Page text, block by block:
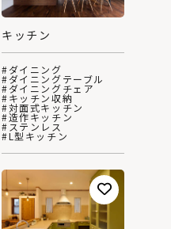
キッチン
#ダイニング
#ダイニングテーブル
#ダイニングチェア
#キッチン収納
#対面式キッチン
#造作キッチン
#ステンレス
#L型キッチン